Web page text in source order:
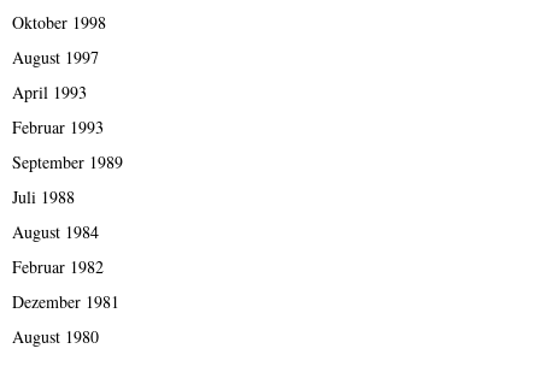
Oktober 1998
August 1997
April 1993
Februar 1993
September 1989
Juli 1988
August 1984
Februar 1982
Dezember 1981
August 1980